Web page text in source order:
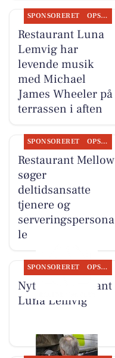
SPONSORERET OPSLAGSTAVLEN
Restaurant Luna
Lemvig har
levende musik
med Michael
James Wheeler på
terrassen i aften
SPONSORERET OPSLAGSTAVLEN
Restaurant Mellow
søger
deltidsansatte
tjenere og
serveringspersona
le
SPONSORERET OPSLAGSTAVLEN
Nyt fra Restaurant
Luna Lemvig